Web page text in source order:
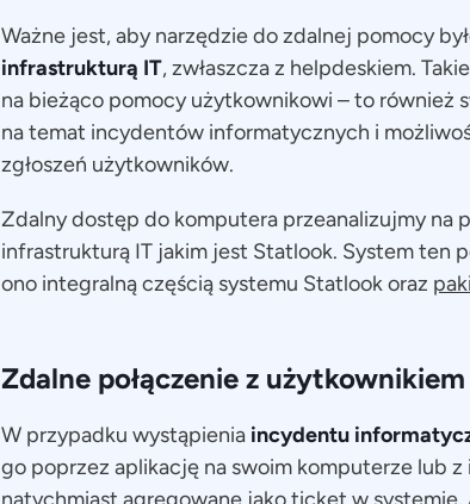
Ważne jest, aby narzędzie do zdalnej pomocy
infrastrukturą IT, zwłaszcza z helpdeskiem.
na bieżąco pomocy użytkownikowi – to również
na temat incydentów informatycznych i
zgłoszeń użytkowników.
Zdalny dostęp do komputera przeanalizujmy na
infrastrukturą IT jakim jest Statlook. System ten
ono integralną częścią systemu Statlook oraz
Zdalne połączenie z użytkownikiem
W przypadku wystąpienia incydentu
go poprzez aplikację na swoim komputerze lub